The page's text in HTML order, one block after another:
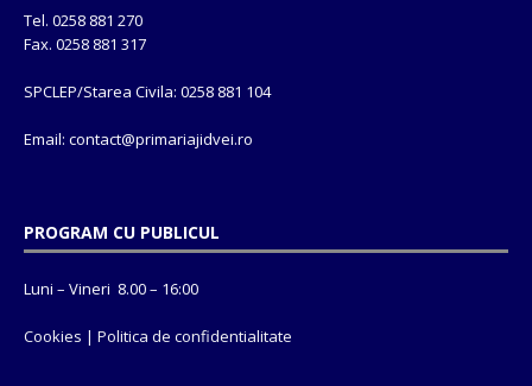
Tel. 0258 881 270
Fax. 0258 881 317
SPCLEP/Starea Civila: 0258 881 104
Email: contact@primariajidvei.ro
PROGRAM CU PUBLICUL
Luni – Vineri 8.00 – 16:00
Cookies | Politica de confidentialitate